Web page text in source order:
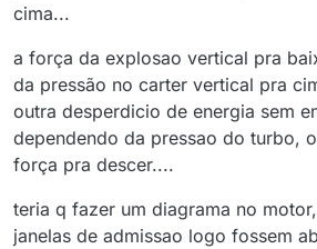
cima...
a força da explosao vertical pra
da pressão no carter vertical pra
outra desperdicio de energia sem
dependendo da pressao do turbo,
força pra descer....
teria q fazer um diagrama no
janelas de admissao logo fossem